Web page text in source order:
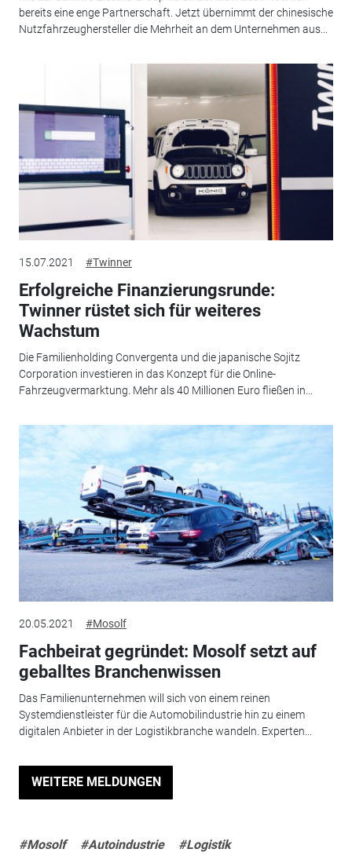
bereits eine enge Partnerschaft. Jetzt übernimmt der chinesische
Nutzfahrzeughersteller die Mehrheit an dem Unternehmen aus...
15.07.2021 #Twinner
Erfolgreiche Finanzierungsrunde:
Twinner rüstet sich für weiteres
Wachstum
Die Familienholding Convergenta und die japanische Sojitz
Corporation investieren in das Konzept für die Online-
Fahrzeugvermarktung. Mehr als 40 Millionen Euro fließen in...
20.05.2021 #Mosolf
Fachbeirat gegründet: Mosolf setzt auf
geballtes Branchenwissen
Das Familienunternehmen will sich von einem reinen
Systemdienstleister für die Automobilindustrie hin zu einem
digitalen Anbieter in der Logistikbranche wandeln. Experten...
WEITERE MELDUNGEN
#Mosolf #Autoindustrie #Logistik